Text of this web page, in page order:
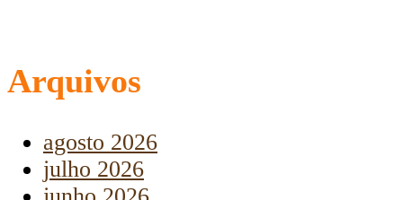
Arquivos
agosto 2026
julho 2026